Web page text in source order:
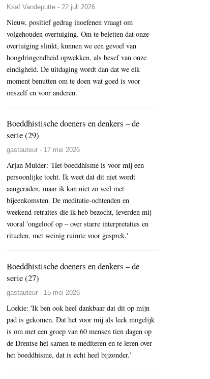
Ksaf Vandeputte - 22 juli 2026
Nieuw, positief gedrag inoefenen vraagt om
volgehouden overtuiging. Om te beletten dat onze
overtuiging slinkt, kunnen we een gevoel van
hoogdringendheid opwekken, als besef van onze
eindigheid. De uitdaging wordt dan dat we elk
moment benutten om te doen wat goed is voor
onszelf en voor anderen.
Boeddhistische doeners en denkers – de
serie (29)
gastauteur - 17 mei 2026
Arjan Mulder: 'Het boeddhisme is voor mij een
persoonlijke tocht. Ik weet dat dit niet wordt
aangeraden, maar ik kan niet zo veel met
bijeenkomsten. De meditatie-ochtenden en
weekend-retraites die ik heb bezocht, leverden mij
vooral 'ongeloof op – over starre interpretaties en
rituelen, met weinig ruimte voor gesprek.'
Boeddhistische doeners en denkers – de
serie (27)
gastauteur - 15 mei 2026
Loekie: 'Ik ben ook heel dankbaar dat dit op mijn
pad is gekomen. Dat het voor mij als leek mogelijk
is om met een groep van 60 mensen tien dagen op
de Drentse hei samen te mediteren en te leren over
het boeddhisme, dat is echt heel bijzonder.’